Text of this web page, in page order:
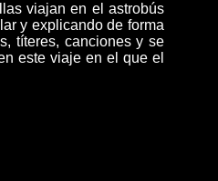
viajan en el astrobús
y explicando de forma
títeres, canciones y se
este viaje en el que el